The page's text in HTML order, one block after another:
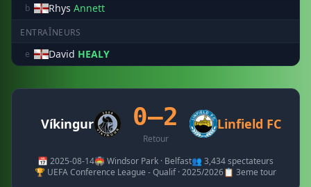
b Rhys Annett
ENTRAÎNEURS
e
David HEALY
Víkingur 0–2
Retour
Linfield FC
📅 2025-08-14🏟️ Windsor Park · Belfast👥 3,434 spectateurs
🏆 UEFA Conference League - Qualif · 2025/2026📋 3eme tour